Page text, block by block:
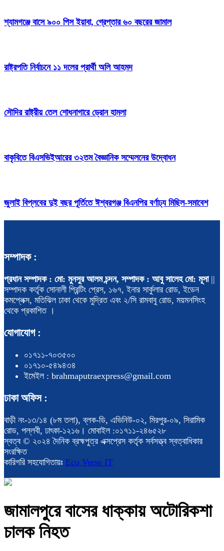
শ্যামগঞ্জে বাসে ৯০০ পিস ইয়াবা, গ্রেপ্তার ৬০ বছরের জামাল
রাষ্ট্রপতি নির্বাচনে ১১ দলের প্রার্থী অলি আহমদ
সৌদির রাষ্ট্রীয় তেল শোধনাগারে ড্রোন হামলা
বাকৃবিতে বিএসভিইআরের ৩২তম বৈজ্ঞানিক সম্মেলনের উদ্বোধন
জুলাই বিপ্লবের দুই বছর পূর্তিতে ঈশ্বরগঞ্জ বিএনপির বর্ণাঢ্য মিছিল-সমাবেশ
সম্পাদক :
প্রধান সম্পাদক : মো: মুনসুর আলম চন্দন, সম্পাদক : আবু সালেহ মো: মূসা||
সম্পাদক কর্তৃক সোনালী প্রিন্টিং প্রেস, ১৬৭, ইনার সার্কুলার রোড, ইডেন
কমপ্লেক্স, মতিঝিল ঢাকা থেকে মুদ্রিত এবং ২/সি রামবাবু রোড, ময়মনসিংহ
থেকে প্রকাশিত ।
যোগাযোগ :
০১৭১১-৭০৩৫০০
০১৭১০-৫৪৯৪৩৪
ইমেইল : brahmaputraexpress@gmail.com
ঢাকা অফিস :
বাড়ী নং-১৩/১৪ (৮ম তলা), ব্লক-ডি, এভিনিউ-০২, মিরপুর-০৯, সিরামিক
রোড, পল্লবী, ঢাৎকা-১২১৬। মোবাইল :০১৭১১-২৪৬৫২৮
স্বত্ব © ২০২৪ দৈনিক ব্রহ্মপুত্র এক্সপ্রেস কর্তৃক সর্বসত্ত্ব স্বত্বাধিকার
সংরক্ষিত
কারিগরি সহযোগিতায়ঃ Eco Verse IT
জামালপুরে বাসের ধাক্কায় অটোরিকশা
চালক নিহত